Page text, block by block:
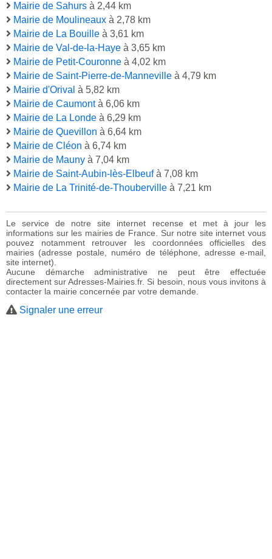
Mairie de Sahurs à 2,44 km
Mairie de Moulineaux à 2,78 km
Mairie de La Bouille à 3,61 km
Mairie de Val-de-la-Haye à 3,65 km
Mairie de Petit-Couronne à 4,02 km
Mairie de Saint-Pierre-de-Manneville à 4,79 km
Mairie d'Orival à 5,82 km
Mairie de Caumontà 6,06 km
Mairie de La Londe à 6,29 km
Mairie de Quevillon à 6,64 km
Mairie de Cléon à 6,74 km
Mairie de Mauny à 7,04 km
Mairie de Saint-Aubin-lès-Elbeufà 7,08 km
Mairie de La Trinité-de-Thouberville à 7,21 km
Le service de notre site internet recense et met à jour les
informations sur les mairies de France. Sur notre site internet vous
pouvez notamment retrouver les coordonnées officielles des
mairies (adresse postale, numéro de téléphone, adresse e-mail,
site internet).
Aucune démarche administrative ne peut être effectuée
directement sur Adresses-Mairies.fr. Si besoin, nous vous invitons à
contacter la mairie concernée par votre demande.
Signaler une erreur